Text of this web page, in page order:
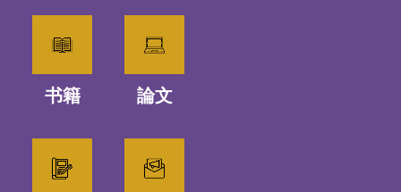
书籍 論文